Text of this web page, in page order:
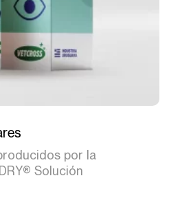
por la
Solución